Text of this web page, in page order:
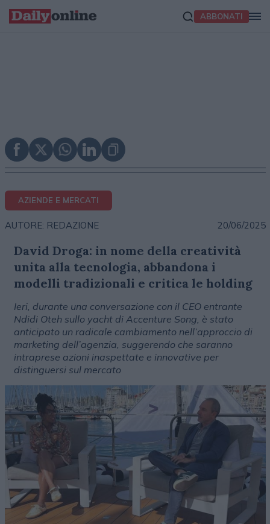
ABBONATI
AZIENDE E MERCATI
AUTORE: REDAZIONE 20/06/2025
David Droga: in nome della creatività
unita alla tecnologia, abbandona i
modelli tradizionali e critica le holding
Ieri, durante una conversazione con il CEO entrante
Ndidi Oteh sullo yacht di Accenture Song, è stato
anticipato un radicale cambiamento nell’approccio di
marketing dell’agenzia, suggerendo che saranno
intraprese azioni inaspettate e innovative per
distinguersi sul mercato